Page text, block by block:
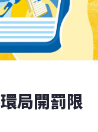
局開罰限